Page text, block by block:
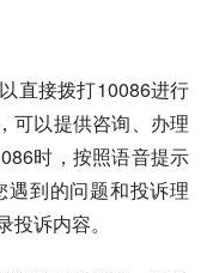
直接拨打10086进行
可以提供咨询、办理
时，按照语音提示
到的问题和投诉理
诉内容。